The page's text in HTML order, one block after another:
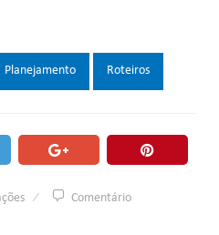
Planejamento Roteiros
Comentário